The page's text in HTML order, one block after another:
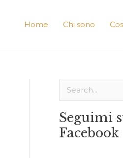
Home Chi sono
r
c
Seguimi
Facebook